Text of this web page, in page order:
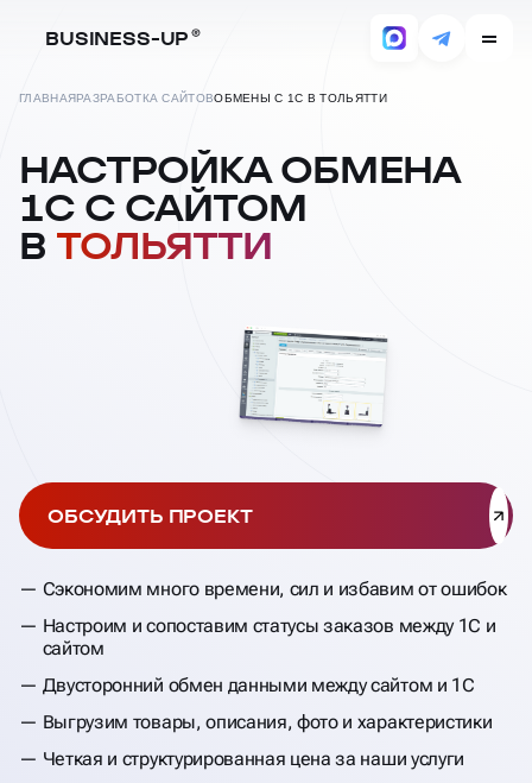
BUSINESS-UP
ГЛАВНАЯРАЗРАБОТКА САЙТОВОБМЕНЫ С 1С В ТОЛЬЯТТИ
НАСТРОЙКА ОБМЕНА
1С С САЙТОМ
В ТОЛЬЯТТИ
Сэкономим много времени, сил и избавим от ошибок
Настроим и сопоставим статусы заказов между 1С и
сайтом
Двусторонний обмен данными между сайтом и 1С
Выгрузим товары, описания, фото и характеристики
Четкая и структурированная цена за наши услуги
ОБСУДИТЬ ПРОЕКТ